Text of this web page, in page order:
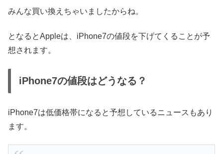
みんな買い換えちゃいましたからね。
となるとAppleは、iPhone7の値段を下げてくることが予
想されます。
iPhone7の値段はどうなる？
iPhone7は低価格帯になると予想しているニュースもあり
ます。